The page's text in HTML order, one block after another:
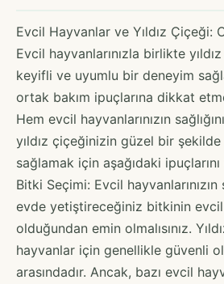
Evcil Hayvanlar ve Yıldız Çiçeği:
Evcil hayvanlarınızla birlikte
keyifli ve uyumlu bir deneyim
ortak bakım ipuçlarına dikkat
Hem evcil hayvanlarınızın
yıldız çiçeğinizin güzel bir
sağlamak için aşağıdaki
Bitki Seçimi: Evcil hayvanlarınızın
evde yetiştireceğiniz bitkinin
olduğundan emin olmalısınız.
hayvanlar için genellikle güvenli
arasındadır. Ancak, bazı evcil